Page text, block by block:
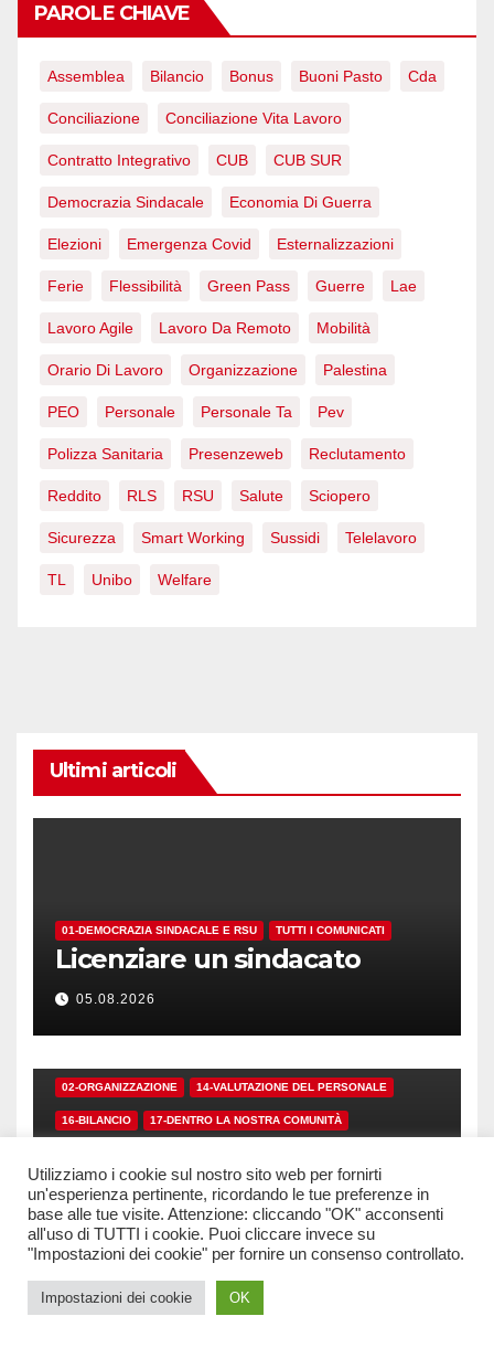
PAROLE CHIAVE
Assemblea Bilancio Bonus Buoni Pasto Cda
Conciliazione Conciliazione Vita Lavoro
Contratto Integrativo CUB CUB SUR
Democrazia Sindacale Economia Di Guerra
Elezioni Emergenza Covid Esternalizzazioni
Ferie Flessibilità Green Pass Guerre Lae
Lavoro Agile Lavoro Da Remoto Mobilità
Orario Di Lavoro Organizzazione Palestina
PEO Personale Personale Ta Pev
Polizza Sanitaria Presenzeweb Reclutamento
Reddito RLS RSU Salute Sciopero
Sicurezza Smart Working Sussidi Telelavoro
TL Unibo Welfare
Ultimi articoli
01-DEMOCRAZIA SINDACALE E RSU TUTTI I COMUNICATI
Licenziare un sindacato
05.08.2026
02-ORGANIZZAZIONE 14-VALUTAZIONE DEL PERSONALE
16-BILANCIO 17-DENTRO LA NOSTRA COMUNITÀ
IL BILANCIO DI
SOSTENIBILITÀ PUBBLICA I
NUMERI. MA I CRITERI?
24.07.2026
Utilizziamo i cookie sul nostro sito web per fornirti
un'esperienza pertinente, ricordando le tue preferenze in
base alle tue visite. Attenzione: cliccando "OK" acconsenti
all'uso di TUTTI i cookie. Puoi cliccare invece su
"Impostazioni dei cookie" per fornire un consenso controllato.
Impostazioni dei cookie OK